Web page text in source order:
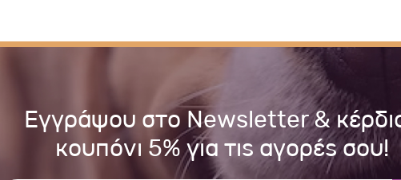
Εγγράψου στο Newsletter &
κουπόνι 5% για τις αγορές σου!